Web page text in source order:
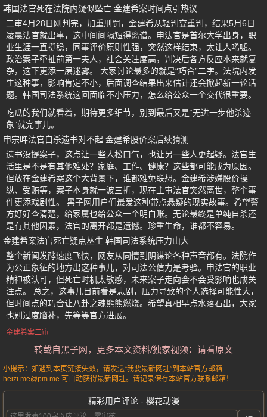
韩国法官死在法院内疑似坠亡 金建希案时间点引热议
二审4月28日刚判完，加重刑罚，金建希从轻判变重判，结果5月6日
凌晨法官就出事，这中间间隔短得离谱。申法官是首尔大学出身，职
业生涯一直挺稳，同事评价原则性强，突然这样结束，太让人唏嘘。
政治案子牵扯前第一夫人，社会关注度高，判决后各方反应本来就复
杂，这下更添一层迷雾。 大家讨论最多的就是“巧合”二字。法院内发
生这种事，影响肯定不小，后面调查结果出来估计还会掀起新一轮话
题。韩国司法系统这回面临不小压力，怎么给公众一个交代很重要。
吃瓜的我们就看着，期待更多细节，别到最后又是“无进一步他杀迹
象”就完事儿。
申宗旿法官自杀遗书对不起 金建希股价案后续猜测
遗书没提案子，这点让一些人松口气，也让另一些人更起疑。法官生
活里是不是有其他难处？家庭、工作、健康？这些都可能成为原因。
但放在金建希案这个大背景下，谁都难免联想。金建希涉嫌股价操
纵、受贿等，案子本身就一波三折，现在主审法官突然离世，整个事
件更添戏剧性。 黑子网用户们最爱这种带点悬疑的现实故事。希望警
方好好查清楚，给家属也给公众一个明白账。无论最终是单纯自杀还
是有其他因素，法官的离开都是遗憾。珍重生命，谁都不容易。
金建希案法官死亡疑点丛生 韩国司法系统压力山大
整个新闻发酵速度飞快，网友从同情到阴谋论各种声音都有。法院作
为公正象征的地方出这种事儿，对司法公信力是考验。申法官的职业
精神被认可，但死亡时机太敏感，未来案子走向会不会受影响也成关
注点。 总之，这事儿目前看是悲剧，压力导致的个人选择可能性大，
但时间点的巧合让八卦之魂熊熊燃烧。希望真相早点水落石出，大家
也别过度脑补，先等等官方进展。
金建希案二审
转载自黑子网，更多本文资料/独家视频：请看原文
小提示：如遇到本页链接失效，请发送“我要最新网址”到本站官方邮箱
heizi.me@pm.me 可自动获得最新网址。请记录保存本站官方联系邮箱！
精彩用户评论 - 樱花动漫